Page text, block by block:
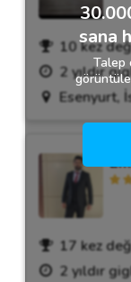
10 kez
2 yıldır
Esenyurt,
17 kez
2 yıldır
sana
Talep